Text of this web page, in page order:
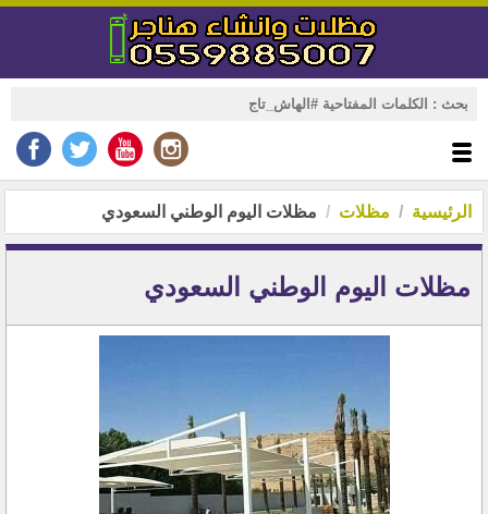
الرئيسية مظلات مظلات اليوم الوطني السعودي
مظلات اليوم الوطني السعودي